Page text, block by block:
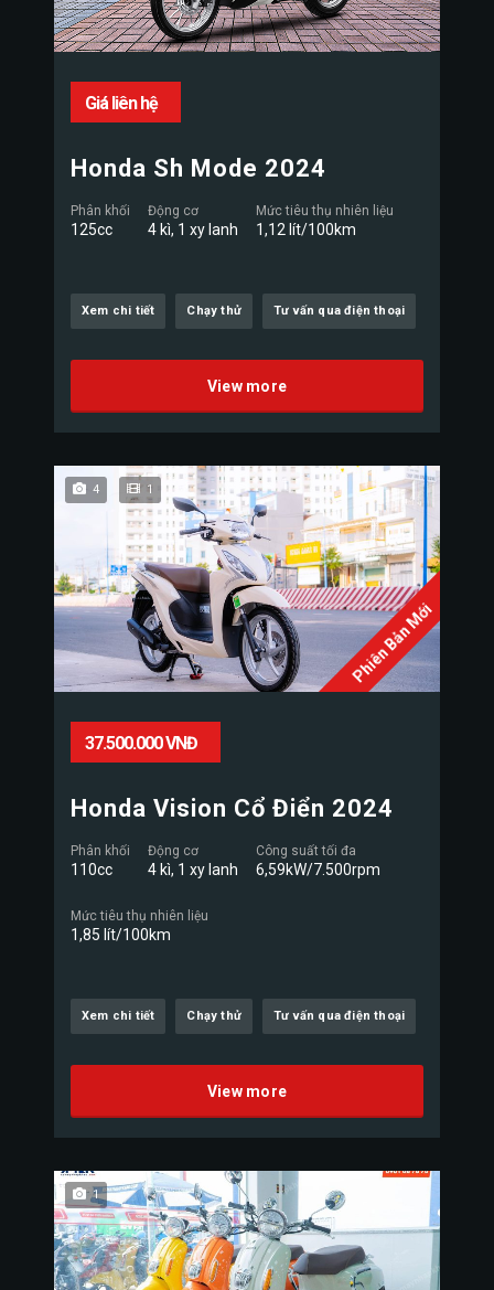
Giá liên hệ
Honda Sh Mode 2024
Phân khối
125cc
Động cơ
4 kì, 1 xy lanh
Mức tiêu thụ nhiên liệu
1,12 lít/100km
Xem chi tiết Chạy thử Tư vấn qua điện thoại
View more
Phiên Bản Mới
4 1
37.500.000 VNĐ
Honda Vision Cổ Điển 2024
Phân khối
110cc
Động cơ
4 kì, 1 xy lanh
Công suất tối đa
6,59kW/7.500rpm
Mức tiêu thụ nhiên liệu
1,85 lít/100km
Xem chi tiết Chạy thử Tư vấn qua điện thoại
View more
1